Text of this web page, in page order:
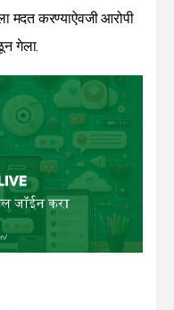
मदत करण्याऐवजी आरोपी
गेला.